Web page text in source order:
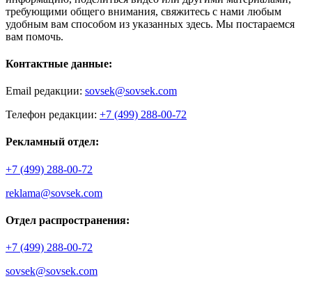
требующими общего внимания, свяжитесь с нами любым
удобным вам способом из указанных здесь. Мы постараемся
вам помочь.
Контактные данные:
Email редакции: sovsek@sovsek.com
Телефон редакции: +7 (499) 288-00-72
Рекламный отдел:
+7 (499) 288-00-72
reklama@sovsek.com
Отдел распространения:
+7 (499) 288-00-72
sovsek@sovsek.com